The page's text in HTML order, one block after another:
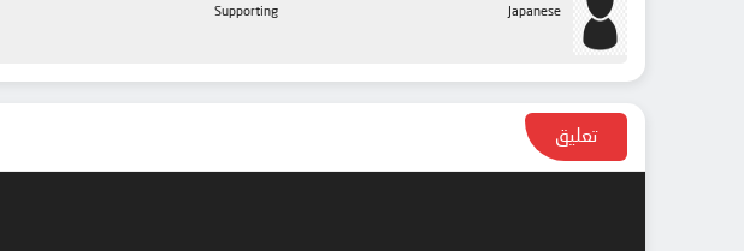
Supporting Japanese
تعليق